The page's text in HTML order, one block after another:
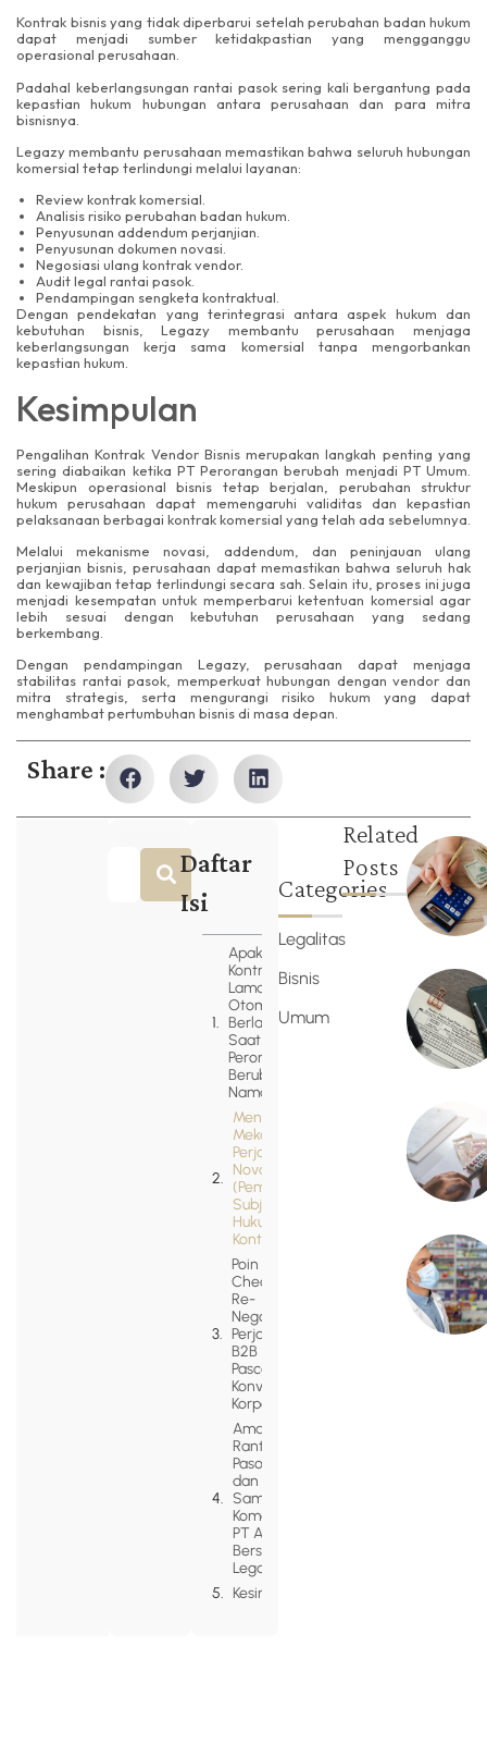
Kontrak bisnis yang tidak diperbarui setelah perubahan badan hukum
dapat menjadi sumber ketidakpastian yang mengganggu
operasional perusahaan.
Padahal keberlangsungan rantai pasok sering kali bergantung pada
kepastian hukum hubungan antara perusahaan dan para mitra
bisnisnya.
Legazy membantu perusahaan memastikan bahwa seluruh hubungan
komersial tetap terlindungi melalui layanan:
Review kontrak komersial.
Analisis risiko perubahan badan hukum.
Penyusunan addendum perjanjian.
Penyusunan dokumen novasi.
Negosiasi ulang kontrak vendor.
Audit legal rantai pasok.
Pendampingan sengketa kontraktual.
Dengan pendekatan yang terintegrasi antara aspek hukum dan
kebutuhan bisnis, Legazy membantu perusahaan menjaga
keberlangsungan kerja sama komersial tanpa mengorbankan
kepastian hukum.
Kesimpulan
Pengalihan Kontrak Vendor Bisnis merupakan langkah penting yang
sering diabaikan ketika PT Perorangan berubah menjadi PT Umum.
Meskipun operasional bisnis tetap berjalan, perubahan struktur
hukum perusahaan dapat memengaruhi validitas dan kepastian
pelaksanaan berbagai kontrak komersial yang telah ada sebelumnya.
Melalui mekanisme novasi, addendum, dan peninjauan ulang
perjanjian bisnis, perusahaan dapat memastikan bahwa seluruh hak
dan kewajiban tetap terlindungi secara sah. Selain itu, proses ini juga
menjadi kesempatan untuk memperbarui ketentuan komersial agar
lebih sesuai dengan kebutuhan perusahaan yang sedang
berkembang.
Dengan pendampingan Legazy, perusahaan dapat menjaga
stabilitas rantai pasok, memperkuat hubungan dengan vendor dan
mitra strategis, serta mengurangi risiko hukum yang dapat
menghambat pertumbuhan bisnis di masa depan.
Share :
Daftar
Isi
Apakah
Kontrak
Lama
Otomatis
Berlaku
Saat PT
Perorangan
Berubah
Nama?
Mengenal
Mekanisme
Perjanjian
Novasi
(Pembaruan
Subjek
Hukum
Kontrak)
Poin
Checklist
Re-
Negosiasi
Perjanjian
B2B
Pasca-
Konversi
Korporasi
Amankan
Rantai
Pasok
dan Kerja
Sama
Komersial
PT Anda
Bersama
Legazy
Kesimpulan
Categories
Legalitas
Bisnis
Umum
Related
Posts